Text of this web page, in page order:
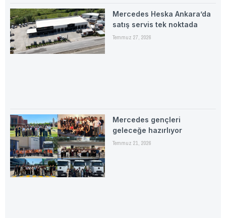
Mercedes Heska Ankara’da
satış servis tek noktada
Temmuz 27, 2026
Mercedes gençleri
geleceğe hazırlıyor
Temmuz 21, 2026